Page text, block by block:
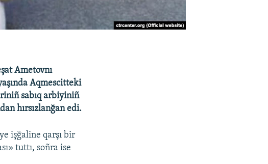
Ametovnı
Aqmescitteki
sabıq arbiyiniñ
hırsızlanğan edi.
işğaline qarşı bir
tuttı, soñra ise